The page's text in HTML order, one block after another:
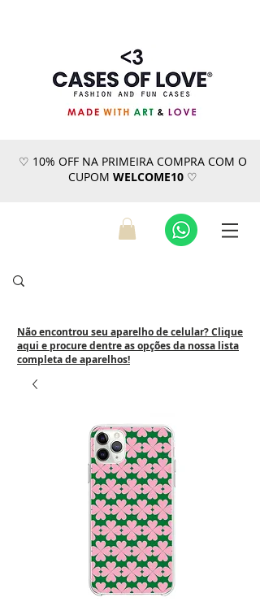
♡ 10% OFF NA PRIMEIRA COMPRA COM O
CUPOM WELCOME10♡
Não encontrou seu aparelho de celular? Clique
aqui e procure dentre as opções da nossa lista
completa de aparelhos!